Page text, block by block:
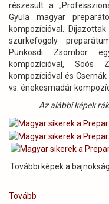
részesült a
Gyula magyar
kompozícióval.
szürkefogoly
Pünkösdi Zsombor
kompozícióval,
kompozícióval és
vs. énekesmadár
Az alábbi képek
További képek a
Tovább